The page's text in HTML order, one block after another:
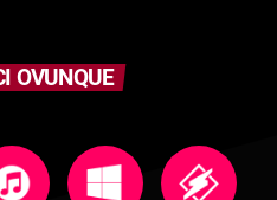
OVUNQUE